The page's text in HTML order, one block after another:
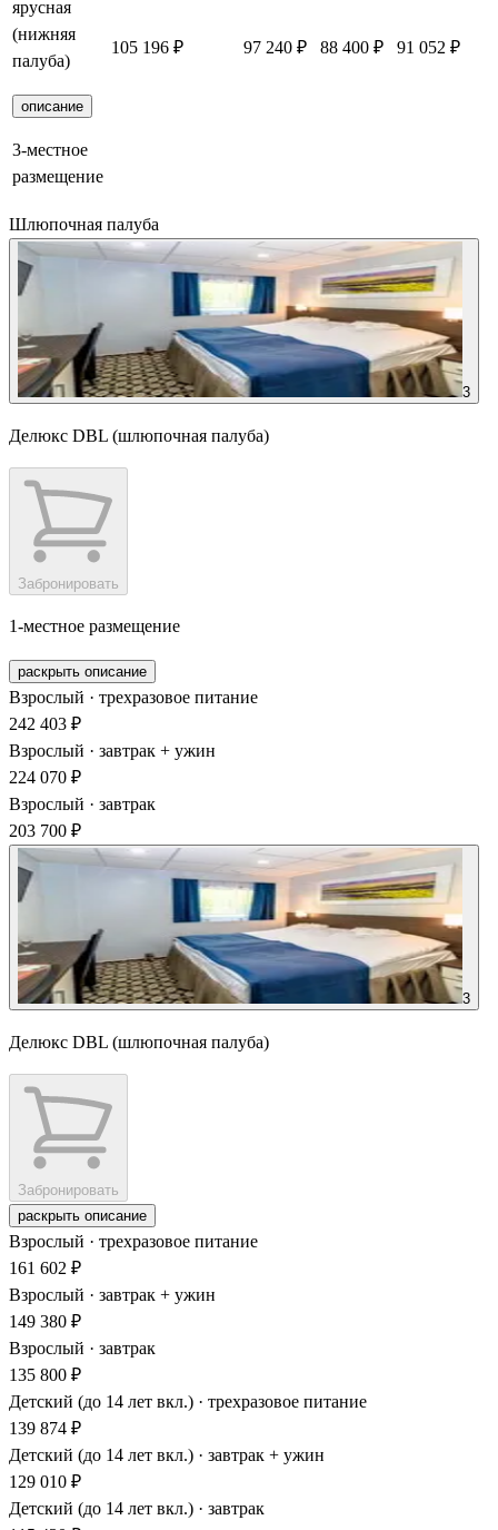
ярусная
(нижняя
палуба)
описание
3-местное
размещение
105 196 ₽ 97 240 ₽ 88 400 ₽ 91 052 ₽
Шлюпочная палуба
3
Делюкс DBL (шлюпочная палуба)
Забронировать
1-местное размещение
раскрыть описание
Взрослый · трехразовое питание
242 403 ₽
Взрослый · завтрак + ужин
224 070 ₽
Взрослый · завтрак
203 700 ₽
3
Делюкс DBL (шлюпочная палуба)
Забронировать
раскрыть описание
Взрослый · трехразовое питание
161 602 ₽
Взрослый · завтрак + ужин
149 380 ₽
Взрослый · завтрак
135 800 ₽
Детский (до 14 лет вкл.) · трехразовое питание
139 874 ₽
Детский (до 14 лет вкл.) · завтрак + ужин
129 010 ₽
Детский (до 14 лет вкл.) · завтрак